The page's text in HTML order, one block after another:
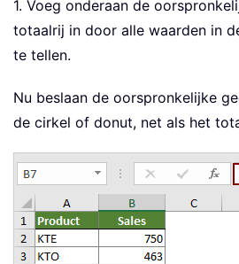
1. Voeg onderaan de
totaalrij in door alle waarden in
te tellen.
Nu beslaan de oorspronkelijke
de cirkel of donut, net als het